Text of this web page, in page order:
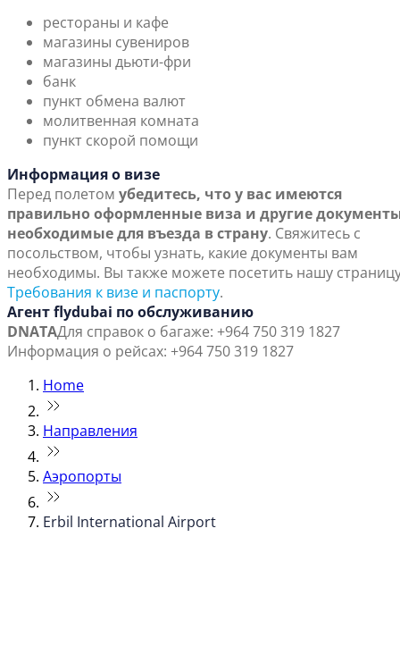
рестораны и кафе
магазины сувениров
магазины дьюти-фри
банк
пункт обмена валют
молитвенная комната
пункт скорой помощи
Информация о визе
Перед полетом убедитесь, что у вас имеются
правильно оформленные виза и другие
необходимые для въезда в страну. Свяжитесь с
посольством, чтобы узнать, какие документы вам
необходимы. Вы также можете посетить нашу
Требования к визе и паспорту.
Агент flydubai по обслуживанию
DNATAДля справок о багаже: +964 750 319 1827
Информация о рейсах: +964 750 319 1827
Home
Направления
Аэропорты
Erbil International Airport